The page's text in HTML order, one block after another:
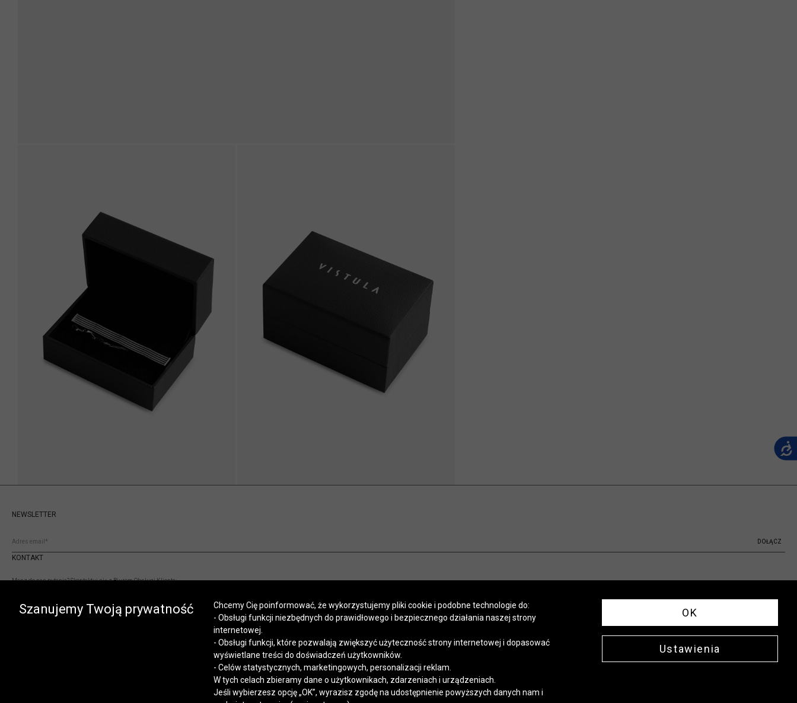
KONTAKT
Masz do nas pytania? Skontaktuj się z Biurem Obsługi Klienta:
sklep.internetowy@vistula.pl
Regulaminy Polityka prywatnościKontakt
NEWSLETTER
DOŁĄCZ
Szanujemy Twoją prywatność
Chcemy Cię poinformować, że wykorzystujemy pliki cookie i podobne technologie do:
- Obsługi funkcji niezbędnych do prawidłowego i bezpiecznego działania naszej strony
internetowej.
- Obsługi funkcji, które pozwalają zwiększyć użyteczność strony internetowej i dopasować
wyświetlane treści do doświadczeń użytkowników.
- Celów statystycznych, marketingowych, personalizacji reklam.
W tych celach zbieramy dane o użytkownikach, zdarzeniach i urządzeniach.
Jeśli wybierzesz opcję „OK”, wyrazisz zgodę na udostępnienie powyższych danych nam i
OK
Ustawienia